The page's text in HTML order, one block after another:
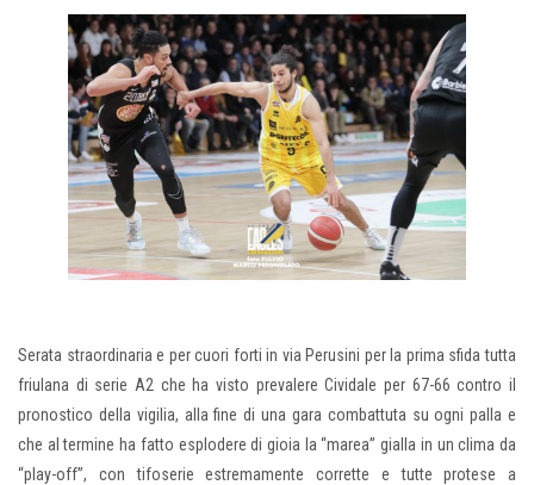
Serata straordinaria e per cuori forti in via Perusini per la prima sfida tutta
friulana di serie A2 che ha visto prevalere Cividale per 67-66 contro il
pronostico della vigilia, alla fine di una gara combattuta su ogni palla e
che al termine ha fatto esplodere di gioia la “marea” gialla in un clima da
“play-off”, con tifoserie estremamente corrette e tutte protese a